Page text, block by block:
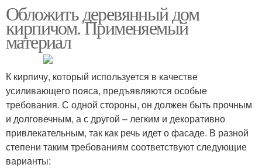
Обложить деревянный дом
кирпичом. Применяемый
материал
К кирпичу, который используется в качестве
усиливающего пояса, предъявляются особые
требования. С одной стороны, он должен быть прочным
и долговечным, а с другой – легким и декоративно
привлекательным, так как речь идет о фасаде. В разной
степени таким требованиям соответствуют следующие
варианты: